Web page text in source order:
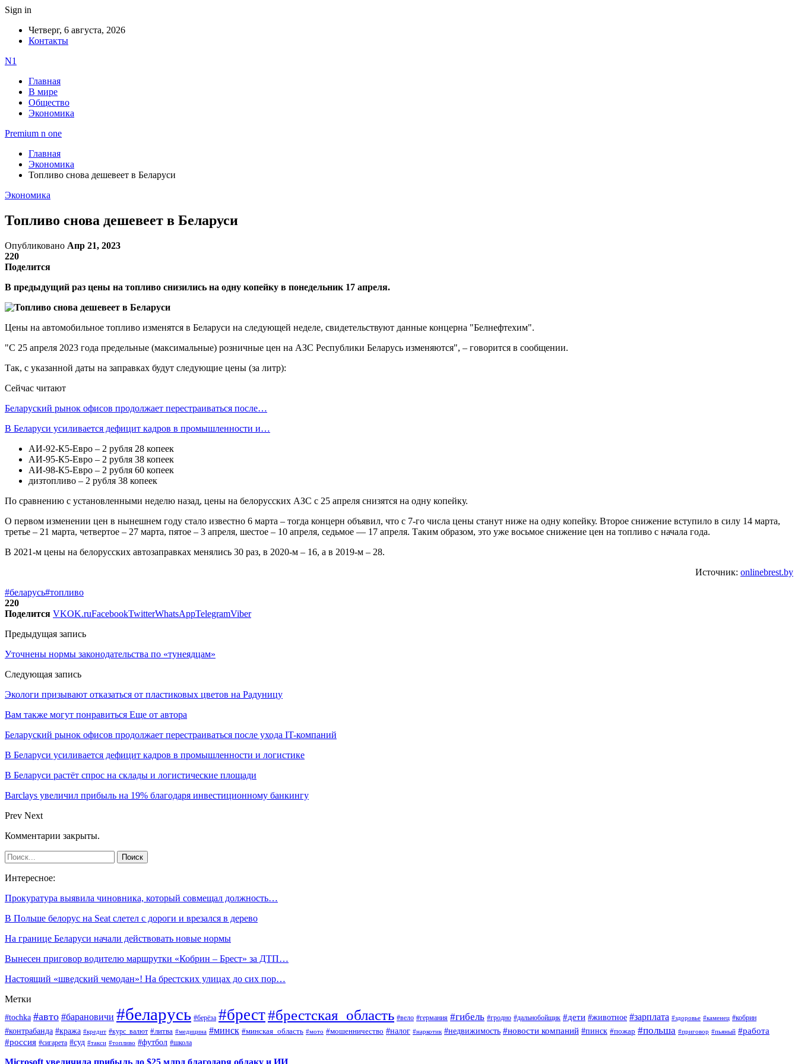
Sign in
Четверг, 6 августа, 2026
Контакты
N1
Главная
В мире
Общество
Экономика
Premium n one
Главная
Экономика
Топливо снова дешевеет в Беларуси
Экономика
Топливо снова дешевеет в Беларуси
Опубликовано Апр 21, 2023
220
Поделится
В предыдущий раз цены на топливо снизились на одну копейку в понедельник 17 апреля.
Цены на автомобильное топливо изменятся в Беларуси на следующей неделе, свидетельствуют данные концерна "Белнефтехим".
"С 25 апреля 2023 года предельные (максимальные) розничные цен на АЗС Республики Беларусь изменяются", – говорится в сообщении.
Так, с указанной даты на заправках будут следующие цены (за литр):
Сейчас читают
Беларуский рынок офисов продолжает перестраиваться после…
В Беларуси усиливается дефицит кадров в промышленности и…
АИ-92-К5-Евро – 2 рубля 28 копеек
АИ-95-К5-Евро – 2 рубля 38 копеек
АИ-98-К5-Евро – 2 рубля 60 копеек
дизтопливо – 2 рубля 38 копеек
По сравнению с установленными неделю назад, цены на белорусских АЗС с 25 апреля снизятся на одну копейку.
О первом изменении цен в нынешнем году стало известно 6 марта – тогда концерн объявил, что с 7-го числа цены станут ниже на одну копейку. Второе снижение вступило в силу 14 марта,
третье – 21 марта, четвертое – 27 марта, пятое – 3 апреля, шестое – 10 апреля, седьмое — 17 апреля. Таким образом, это уже восьмое снижение цен на топливо с начала года.
В 2021-м цены на белорусских автозаправках менялись 30 раз, в 2020-м – 16, а в 2019-м – 28.
Источник: onlinebrest.by
#беларусь#топливо
220
Поделится VKOK.ruFacebookTwitterWhatsAppTelegramViber
Предыдущая запись
Уточнены нормы законодательства по «тунеядцам»
Следующая запись
Экологи призывают отказаться от пластиковых цветов на Радуницу
Вам также могут понравиться Еще от автора
Беларуский рынок офисов продолжает перестраиваться после ухода IT-компаний
В Беларуси усиливается дефицит кадров в промышленности и логистике
В Беларуси растёт спрос на склады и логистические площади
Barclays увеличил прибыль на 19% благодаря инвестиционному банкингу
Prev Next
Комментарии закрыты.
Интересное:
Прокуратура выявила чиновника, который совмещал должность…
В Польше белорус на Seat слетел с дороги и врезался в дерево
На границе Беларуси начали действовать новые нормы
Вынесен приговор водителю маршрутки «Кобрин – Брест» за ДТП…
Настоящий «шведский чемодан»! На брестских улицах до сих пор…
Метки
#tochka #авто #барановичи #беларусь #берёза #брест#брестская_область #вело #германия #гибель #гродно #дальнобойщик #дети #животное #зарплата #здоровье #каменец #кобрин
#контрабанда #кража #кредит #курс_валют #литва #медицина #минск #минская_область #мото #мошенничество #налог #наркотик #недвижимость #новости компаний #пинск #пожар #польша #приговор #пьяный #работа
#россия #сигарета #суд #такси #топливо #футбол #школа
Microsoft увеличила прибыль до $25 млрд благодаря облаку и ИИ